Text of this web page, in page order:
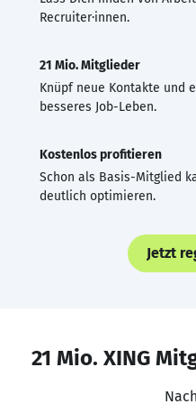
Recruiter·innen.
21 Mio. Mitglieder
Knüpf neue Kontakte und
besseres Job-Leben.
Kostenlos profitieren
Schon als Basis-Mitglied
deutlich optimieren.
Jetzt
21 Mio. XING